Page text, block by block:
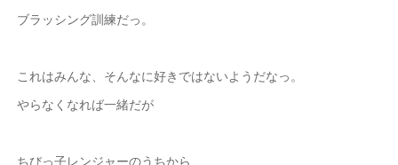
ブラッシング訓練だっ。
これはみんな、そんなに好きではないようだなっ。
やらなくなれば一緒だが
ちびっ子レンジャーのうちから